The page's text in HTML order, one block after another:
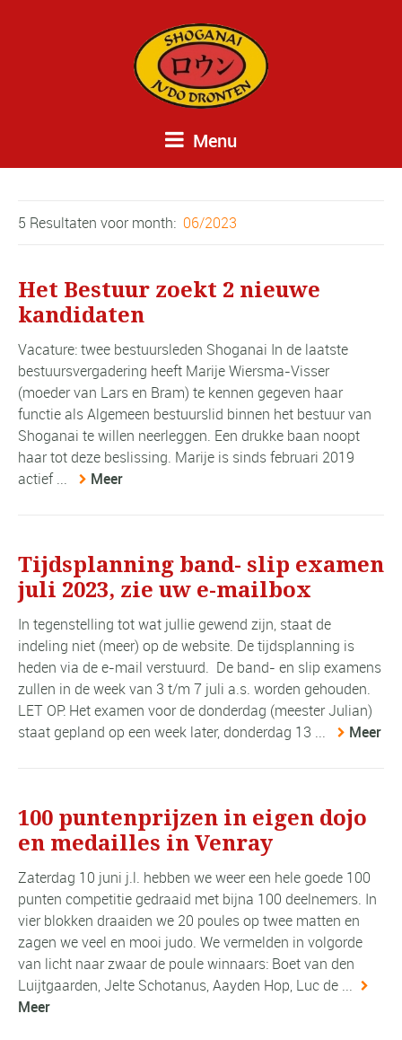
Menu
5 Resultaten voormonth: 06/2023
Het Bestuur zoekt 2 nieuwe
kandidaten
Vacature: twee bestuursleden Shoganai In de laatste
bestuursvergadering heeft Marije Wiersma-Visser
(moeder van Lars en Bram) te kennen gegeven haar
functie als Algemeen bestuurslid binnen het bestuur van
Shoganai te willen neerleggen. Een drukke baan noopt
haar tot deze beslissing. Marije is sinds februari 2019
actief ...
Meer
Tijdsplanning band- slip examen
juli 2023, zie uw e-mailbox
In tegenstelling tot wat jullie gewend zijn, staat de
indeling niet (meer) op de website. De tijdsplanning is
heden via de e-mail verstuurd. De band- en slip examens
zullen in de week van 3 t/m 7 juli a.s. worden gehouden.
LET OP: Het examen voor de donderdag (meester Julian)
staat gepland op een week later, donderdag 13 ...
Meer
100 puntenprijzen in eigen dojo
en medailles in Venray
Zaterdag 10 juni j.l. hebben we weer een hele goede 100
punten competitie gedraaid met bijna 100 deelnemers. In
vier blokken draaiden we 20 poules op twee matten en
zagen we veel en mooi judo. We vermelden in volgorde
van licht naar zwaar de poule winnaars: Boet van den
Luijtgaarden, Jelte Schotanus, Aayden Hop, Luc de ...
Meer